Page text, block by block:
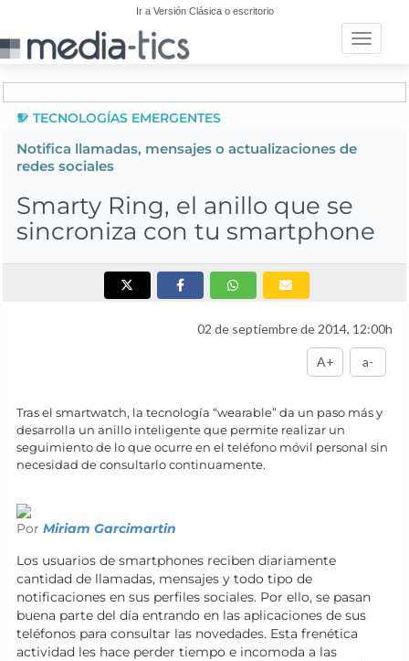
Ir a Versión Clásica o escritorio
Toggle
TECNOLOGÍAS EMERGENTES
Notifica llamadas, mensajes o actualizaciones de
redes sociales
Smarty Ring, el anillo que se
sincroniza con tu smartphone
02 de septiembre de 2014, 12:00h
A+ a-
Tras el smartwatch, la tecnología “wearable” da un paso más y
desarrolla un anillo inteligente que permite realizar un
seguimiento de lo que ocurre en el teléfono móvil personal sin
necesidad de consultarlo continuamente.
Por Miriam Garcimartin
Los usuarios de smartphones reciben diariamente
cantidad de llamadas, mensajes y todo tipo de
notificaciones en sus perfiles sociales. Por ello, se pasan
buena parte del día entrando en las aplicaciones de sus
teléfonos para consultar las novedades. Esta frenética
actividad les hace perder tiempo e incomoda a las